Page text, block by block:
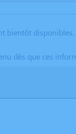
bientôt disponibles.
dès que ces